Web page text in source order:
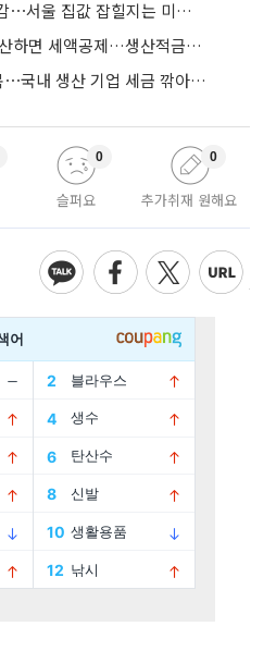
“부동산 세제 큰 틀엔 공감⋯서울 집값 잡힐지는 미지수”
반도체·이차전지 국내 생산하면 세액공제…생산적금융 ISA 신설
태양광ㆍ반도체 전략품목⋯국내 생산 기업 세금 깎아준다
슬퍼요
0
추가취재 원해요
0